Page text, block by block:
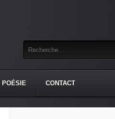
POÉSIE CONTACT